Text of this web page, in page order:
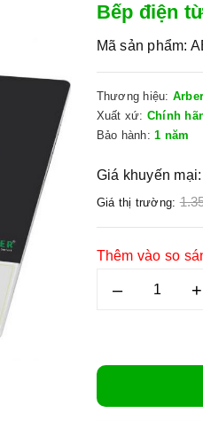
Bếp điện
Mã sản phẩm:
Thương hiệu: Arber
Xuất xứ: Chính
Bảo hành: 1 năm
Giá khuyến mại:
Giá thị trường:
Thêm vào so
– +